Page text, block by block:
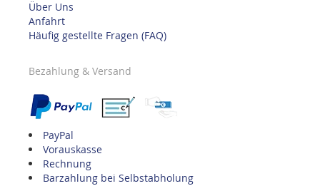
Über Uns
Anfahrt
Häufig gestellte Fragen (FAQ)
Bezahlung & Versand
PayPal
Vorauskasse
Rechnung
Barzahlung bei Selbstabholung